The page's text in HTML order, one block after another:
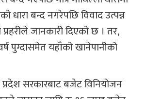
धारा बन्द नगरेपछि विवाद उत्पन्न
जानकारी दिएको छ । तर,
पुग्दासमेत यहाँको खानेपानीको
प्रदेश सरकारबाट बजेट विनियोजन